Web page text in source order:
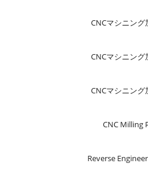
CNCマシニング
CNCマシニング
CNCマシニング
CNC Milling
Reverse